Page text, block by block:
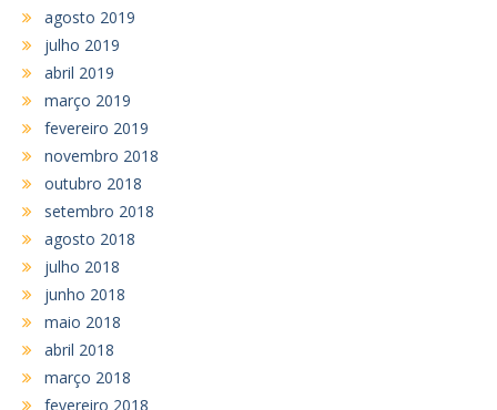
agosto 2019
julho 2019
abril 2019
março 2019
fevereiro 2019
novembro 2018
outubro 2018
setembro 2018
agosto 2018
julho 2018
junho 2018
maio 2018
abril 2018
março 2018
fevereiro 2018